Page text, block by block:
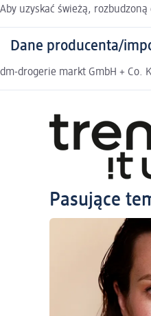
Aby uzyskać świeżą,
Dane producenta/
dm-drogerie markt GmbH + Co.
Pasujące